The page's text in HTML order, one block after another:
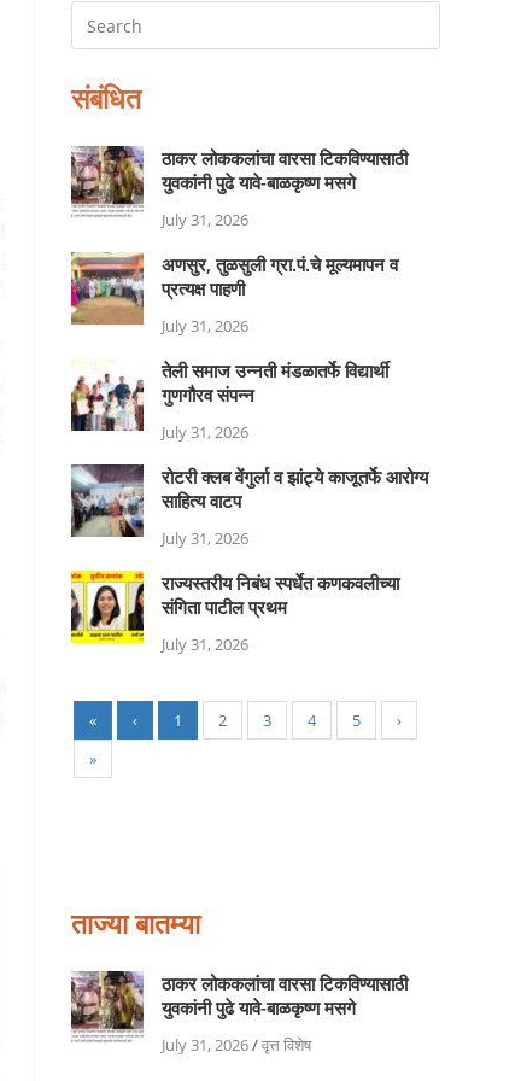
संबंधित
ठाकर लोककलांचा वारसा टिकविण्यासाठी
युवकांनी पुढे यावे-बाळकृष्ण मसगे
July 31, 2026
अणसुर, तुळसुली ग्रा.पं.चे मूल्यमापन व
प्रत्यक्ष पाहणी
July 31, 2026
तेली समाज उन्नती मंडळातर्फे विद्यार्थी
गुणगौरव संपन्न
July 31, 2026
रोटरी क्लब वेंगुर्ला व झांट्ये काजूतर्फे आरोग्य
साहित्य वाटप
July 31, 2026
राज्यस्तरीय निबंध स्पर्धेत कणकवलीच्या
संगिता पाटील प्रथम
July 31, 2026
« ‹ 1 2 3 4 5
›
»
ताज्या बातम्या
ठाकर लोककलांचा वारसा टिकविण्यासाठी
युवकांनी पुढे यावे-बाळकृष्ण मसगे
July 31, 2026/वृत्त विशेष